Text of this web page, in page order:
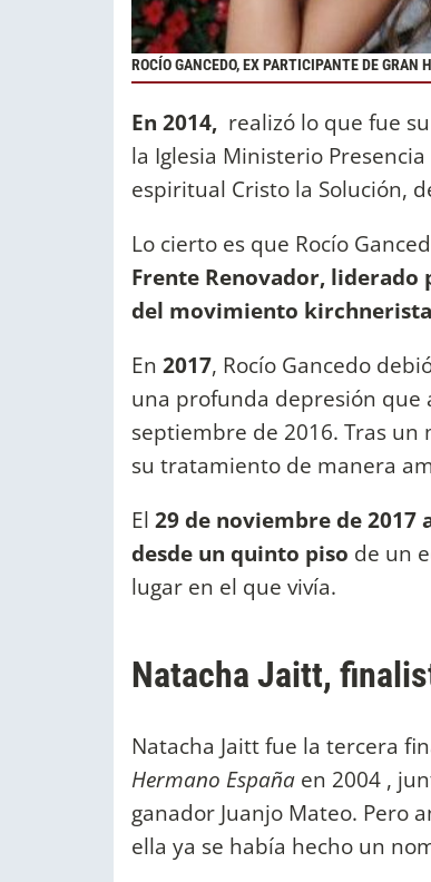
ROCÍO GANCEDO, EX PARTICIPANTE DE GRAN
En 2014, realizó lo que fue
la Iglesia Ministerio
espiritual Cristo la Solución,
Lo cierto es que Rocío
Frente Renovador, liderado
del movimiento
En 2017, Rocío Gancedo
una profunda depresión que
septiembre de 2016. Tras un
su tratamiento de manera
El 29 de noviembre de 2017
desde un quinto piso de un
lugar en el que vivía.
Natacha Jaitt,
Natacha Jaitt fue la tercera
Hermano España en 2004 ,
ganador Juanjo Mateo. Pero
ella ya se había hecho un